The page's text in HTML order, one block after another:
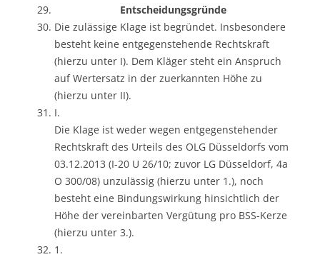
Entscheidungsgründe
Die zulässige Klage ist begründet. Insbesondere
besteht keine entgegenstehende Rechtskraft
(hierzu unter I). Dem Kläger steht ein Anspruch
auf Wertersatz in der zuerkannten Höhe zu
(hierzu unter II).
I.
Die Klage ist weder wegen entgegenstehender
Rechtskraft des Urteils des OLG Düsseldorfs vom
03.12.2013 (I-20 U 26/10; zuvor LG Düsseldorf, 4a
O 300/08) unzulässig (hierzu unter 1.), noch
besteht eine Bindungswirkung hinsichtlich der
Höhe der vereinbarten Vergütung pro BSS-Kerze
(hierzu unter 3.).
1.